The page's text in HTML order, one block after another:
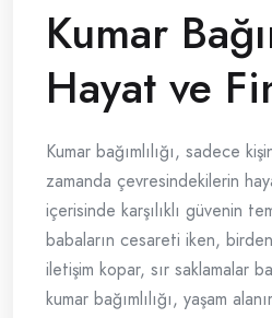
Kumar
Hayat ve
Kumar bağımlılığı, sadece
zamanda çevresindekilerin
içerisinde karşılıklı güvenin
babaların cesareti iken,
iletişim kopar, sır saklamalar
kumar bağımlılığı, yaşam